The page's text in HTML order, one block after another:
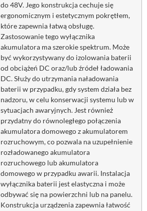
do 48V. Jego konstrukcja cechuje się
ergonomicznym i estetycznym pokrętłem,
które zapewnia łatwą obsługę.
Zastosowanie tego wyłącznika
akumulatora ma szerokie spektrum. Może
być wykorzystywany do izolowania baterii
od obciążeń DC oraz/lub źródeł ładowania
DC. Służy do utrzymania naładowania
baterii w przypadku, gdy system działa bez
nadzoru, w celu konserwacji systemu lub w
sytuacjach awaryjnych. Jest również
przydatny do równoległego połączenia
akumulatora domowego z akumulatorem
rozruchowym, co pozwala na uzupełnienie
rozładowanego akumulatora
rozruchowego lub akumulatora
domowego w przypadku awarii. Instalacja
wyłącznika baterii jest elastyczna i może
odbywać się na powierzchni lub na panelu.
Konstrukcja urządzenia zapewnia łatwość